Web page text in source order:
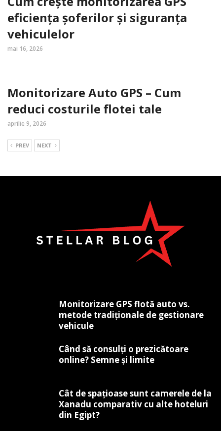
eficiența șoferilor și siguranța
vehiculelor
mai 16, 2026
Monitorizare Auto GPS – Cum
reduci costurile flotei tale
aprilie 9, 2026
PREV NEXT
Monitorizare GPS flotă auto vs.
metode tradiționale de gestionare
vehicule
Când să consulți o prezicătoare
online? Semne și limite
Cât de spațioase sunt camerele de la
Xanadu comparativ cu alte hoteluri
din Egipt?